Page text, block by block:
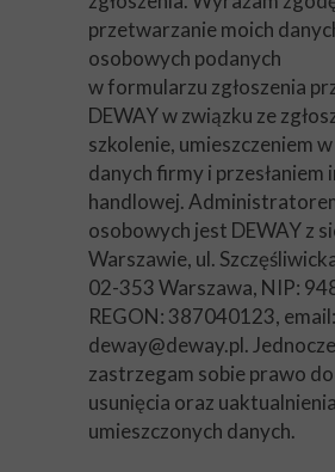
przetwarzanie moich
osobowych podanych
w formularzu zgłoszenia
DEWAY w związku ze
szkolenie, umieszczeniem
danych firmy i przesłaniem
handlowej.
osobowych jest DEWAY z
Warszawie, ul.
02-353 Warszawa, NIP:
REGON: 387040123, email:
deway@deway.pl.
zastrzegam sobie prawo
usunięcia oraz uaktualnienia
umieszczonych danych.